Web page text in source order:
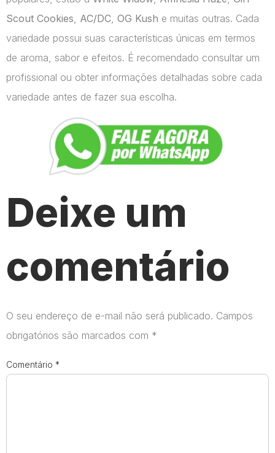
Scout Cookies AC/DC OG Kush e muitas outras. Cada
variedade possui suas características únicas em termos
de aroma, sabor e efeitos. É recomendado consultar um
profissional ou obter informações detalhadas sobre cada
variedade antes de fazer sua escolha.
Deixe um
comentário
O seu endereço de e-mail não será publicado. Campos
obrigatórios são marcados com *
Comentário *